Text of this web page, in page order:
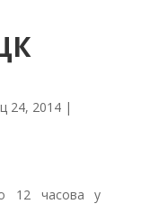
24, 2014|
12 часова у